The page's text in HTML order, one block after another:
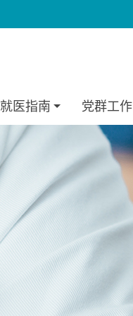
就医指南 党群工作